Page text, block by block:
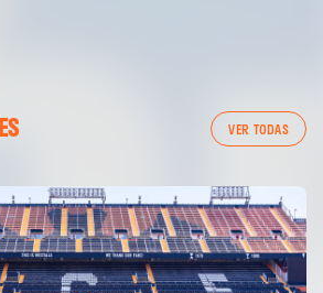
VER TODAS